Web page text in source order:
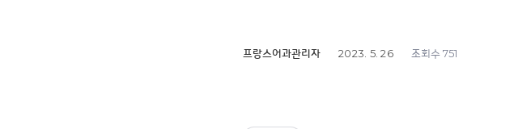
프랑스어과관리자 2023. 5. 26 조회수 751